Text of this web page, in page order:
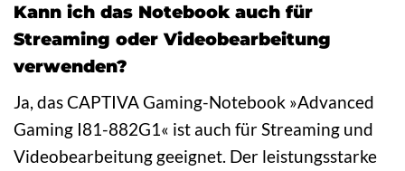
Kann ich das Notebook auch für
Streaming oder Videobearbeitung
verwenden?
Ja, das CAPTIVA Gaming-Notebook »Advanced
Gaming I81-882G1« ist auch für Streaming und
Videobearbeitung geeignet. Der leistungsstarke